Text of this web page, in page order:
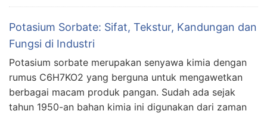
Potasium Sorbate: Sifat, Tekstur, Kandungan dan
Fungsi di Industri
Potasium sorbate merupakan senyawa kimia dengan
rumus C6H7KO2 yang berguna untuk mengawetkan
berbagai macam produk pangan. Sudah ada sejak
tahun 1950-an bahan kimia ini digunakan dari zaman